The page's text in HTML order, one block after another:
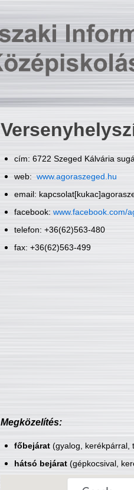
cím: 6722 Szeged Kálvária
web: www.agoraszeged.hu
email:
facebook: www.facebook.com/
telefon: +36(62)563-480
fax: +36(62)563-499
Megközelítés:
főbejárat(gyalog, kerékpárral,
hátsó bejárat(gépkocsival,